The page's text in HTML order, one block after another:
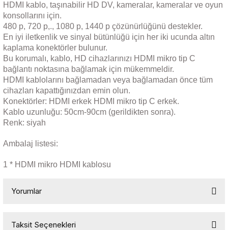
HDMI kablo, taşınabilir HD DV, kameralar, kameralar ve oyun
konsollarını için.
480 p, 720 p,., 1080 p, 1440 p çözünürlüğünü destekler.
En iyi iletkenlik ve sinyal bütünlüğü için her iki ucunda altın
kaplama konektörler bulunur.
Bu korumalı, kablo, HD cihazlarınızı HDMI mikro tip C
bağlantı noktasına bağlamak için mükemmeldir.
HDMI kablolarını bağlamadan veya bağlamadan önce tüm
cihazları kapattığınızdan emin olun.
Konektörler: HDMI erkek HDMI mikro tip C erkek.
Kablo uzunluğu: 50cm-90cm (gerildikten sonra).
Renk: siyah
Ambalaj listesi:
1 * HDMI mikro HDMI kablosu
Yorumlar
Taksit Seçenekleri